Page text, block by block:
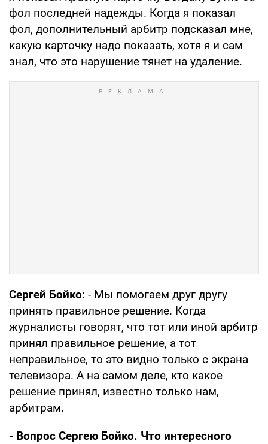
фол последней надежды. Когда я показал
фол, дополнительный арбитр подсказал мне,
какую карточку надо показать, хотя я и сам
знал, что это нарушение тянет на удаление.
Сергей Бойко: - Мы помогаем друг другу
принять правильное решение. Когда
журналисты говорят, что тот или иной арбитр
принял правильное решение, а тот
неправильное, то это видно только с экрана
телевизора. А на самом деле, кто какое
решение принял, известно только нам,
арбитрам.
- Вопрос Сергею Бойко. Что интересного